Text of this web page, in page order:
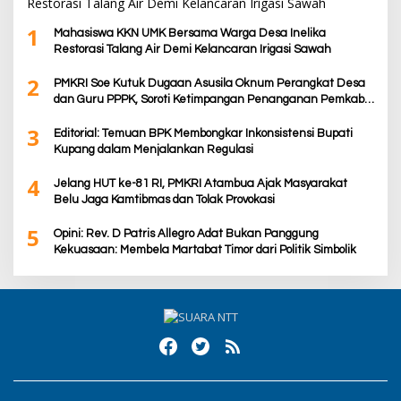
1
Mahasiswa KKN UMK Bersama Warga Desa Inelika
Restorasi Talang Air Demi Kelancaran Irigasi Sawah
2
PMKRI Soe Kutuk Dugaan Asusila Oknum Perangkat Desa
dan Guru PPPK, Soroti Ketimpangan Penanganan Pemkab
3
Editorial: Temuan BPK Membongkar Inkonsistensi Bupati
Kupang dalam Menjalankan Regulasi
4
Jelang HUT ke-81 RI, PMKRI Atambua Ajak Masyarakat
Belu Jaga Kamtibmas dan Tolak Provokasi
5
Opini: Rev. D Patris Allegro Adat Bukan Panggung
Kekuasaan: Membela Martabat Timor dari Politik Simbolik